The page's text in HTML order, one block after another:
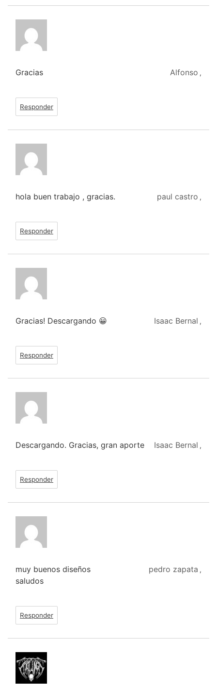
Alfonso ,
Gracias
Responder
paul castro ,
hola buen trabajo , gracias.
Responder
Isaac Bernal ,
Gracias! Descargando 😀
Responder
Isaac Bernal ,
Descargando. Gracias, gran aporte
Responder
pedro zapata ,
muy buenos diseños
saludos
Responder